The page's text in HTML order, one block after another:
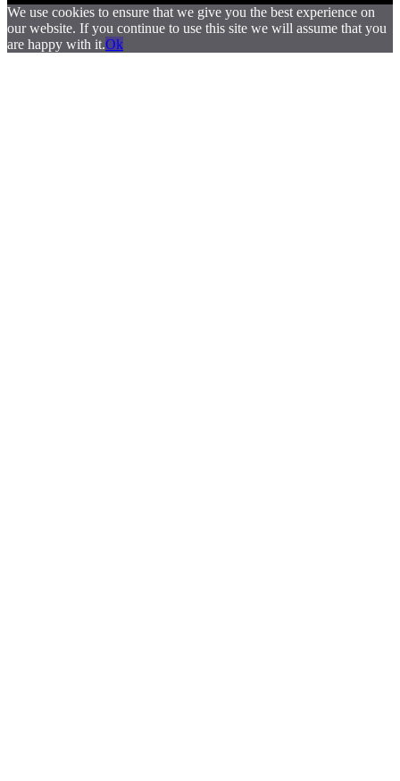
We use cookies to ensure that we give you the best experience on
our website. If you continue to use this site we will assume that you
are happy with it.Ok